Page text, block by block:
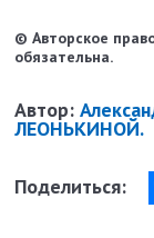
© Авторское
обязательна.
Автор:
ЛЕОНЬКИНОЙ.
Поделиться: